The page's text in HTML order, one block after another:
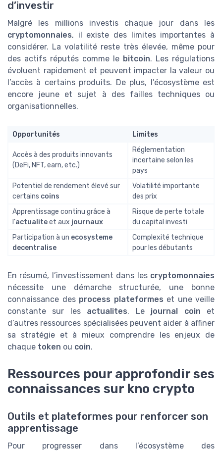
d’investir
Malgré les millions investis chaque jour dans les
cryptomonnaies, il existe des limites importantes à
considérer. La volatilité reste très élevée, même pour
des actifs réputés comme le bitcoin. Les régulations
évoluent rapidement et peuvent impacter la valeur ou
l’accès à certains produits. De plus, l’écosystème est
encore jeune et sujet à des failles techniques ou
organisationnelles.
Opportunités Limites
Accès à des produits innovants
(DeFi, NFT, earn, etc.)
Réglementation
incertaine selon les
pays
Potentiel de rendement élevé sur
certains coins
Volatilité importante
des prix
Apprentissage continu grâce à
l’actualiteet aux journaux
Risque de perte totale
du capital investi
Participation à un ecosysteme
decentralise
Complexité technique
pour les débutants
En résumé, l’investissement dans les cryptomonnaies
nécessite une démarche structurée, une bonne
connaissance des process plateformes et une veille
constante sur les actualites. Le journal coin et
d’autres ressources spécialisées peuvent aider à affiner
sa stratégie et à mieux comprendre les enjeux de
chaque token ou coin.
Ressources pour approfondir ses
connaissances sur kno crypto
Outils et plateformes pour renforcer son
apprentissage
Pour progresser dans l’écosystème des